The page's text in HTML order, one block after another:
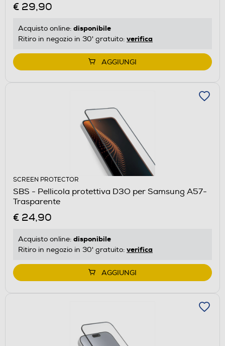
€ 29,90
Acquisto online: disponibile
Ritiro in negozio in 30' gratuito: verifica
AGGIUNGI
SCREEN PROTECTOR
SBS - Pellicola protettiva D3O per Samsung A57-
Trasparente
€ 24,90
Acquisto online: disponibile
Ritiro in negozio in 30' gratuito: verifica
AGGIUNGI